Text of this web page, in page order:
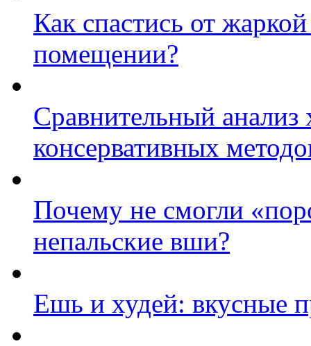
Как спастись от
помещении?
Сравнительный анализ
консервативных
Почему не смогли
непальские вши?
Ешь и худей: вкусные